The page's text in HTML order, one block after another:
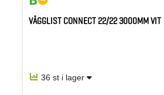
VÄGGLIST CONNECT 22/22 3000MM VIT
36 st i lager